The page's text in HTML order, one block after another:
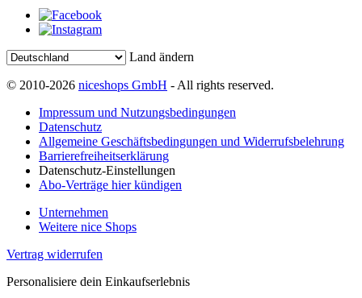
Land ändern
© 2010-2026 niceshops GmbH - All rights reserved.
Impressum und Nutzungsbedingungen
Datenschutz
Allgemeine Geschäftsbedingungen und Widerrufsbelehrung
Barrierefreiheitserklärung
Datenschutz-Einstellungen
Abo-Verträge hier kündigen
Unternehmen
Weitere nice Shops
Vertrag widerrufen
Personalisiere dein Einkaufserlebnis